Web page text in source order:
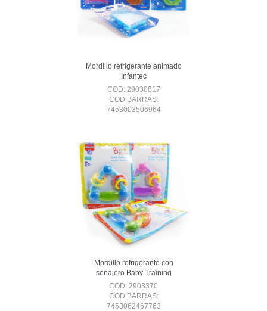
Mordillo refrigerante animado
Infantec
COD: 29030817
COD BARRAS:
7453003506964
Mordillo refrigerante con
sonajero Baby Training
COD: 2903370
COD BARRAS:
7453062467763